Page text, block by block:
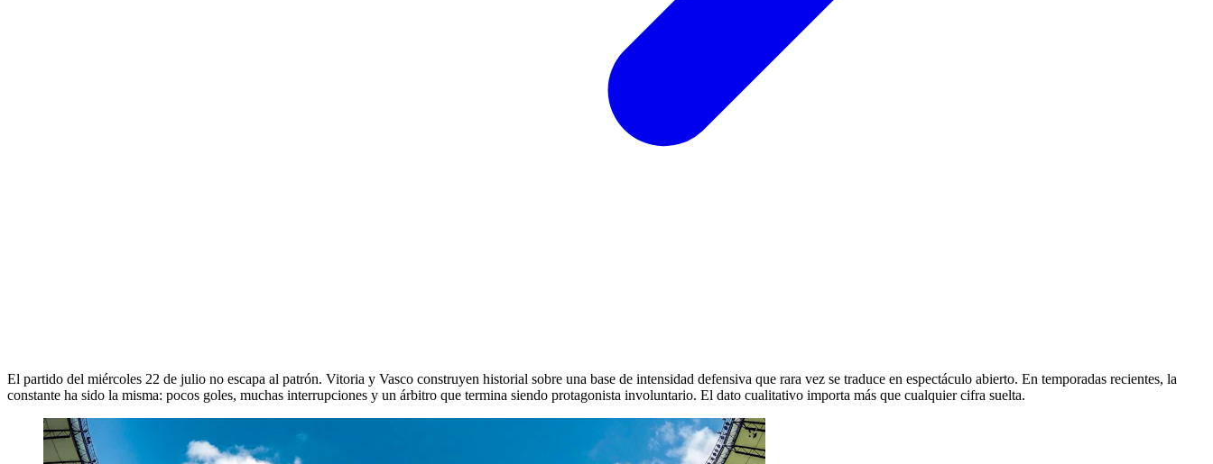
El partido del miércoles 22 de julio no escapa al patrón. Vitoria y Vasco construyen historial sobre una base de intensidad defensiva que rara vez se traduce en espectáculo abierto. En temporadas recientes, la
constante ha sido la misma: pocos goles, muchas interrupciones y un árbitro que termina siendo protagonista involuntario. El dato cualitativo importa más que cualquier cifra suelta.